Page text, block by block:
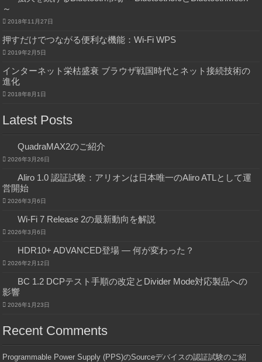
～
2018年11月27日
押すだけでつながる便利な機能：Wi-Fi WPS
2019年2月5日
インターネット栄枯盛衰 ブラウザ戦国時代とネット接続技術の
進化
2018年8月1日
Latest Posts
QuadraMAX2のご紹介
2026年3月26日
Aliro 1.0 認証試験：アリオンは日本唯一のAliro ATLとして運
営開始
2026年3月6日
Wi-Fi 7 Release 2の最新動向を解説
2026年3月6日
HDR10+ ADVANCED登場 ― 何が変わった？
2026年2月12日
BC 1.2 DCPテスト手順の改定とDivider Mode対応製品への
影響
2026年1月23日
Recent Comments
Programmable Power Supply (PPS)のSourceデバイスの認証試験のご紹